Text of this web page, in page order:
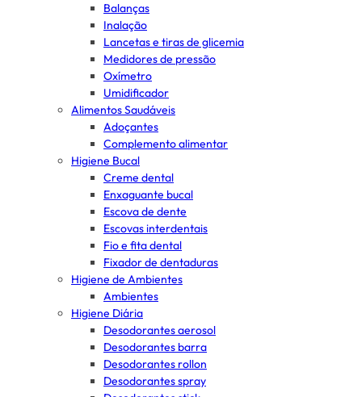
Balanças
Inalação
Lancetas e tiras de glicemia
Medidores de pressão
Oxímetro
Umidificador
Alimentos Saudáveis
Adoçantes
Complemento alimentar
Higiene Bucal
Creme dental
Enxaguante bucal
Escova de dente
Escovas interdentais
Fio e fita dental
Fixador de dentaduras
Higiene de Ambientes
Ambientes
Higiene Diária
Desodorantes aerosol
Desodorantes barra
Desodorantes rollon
Desodorantes spray